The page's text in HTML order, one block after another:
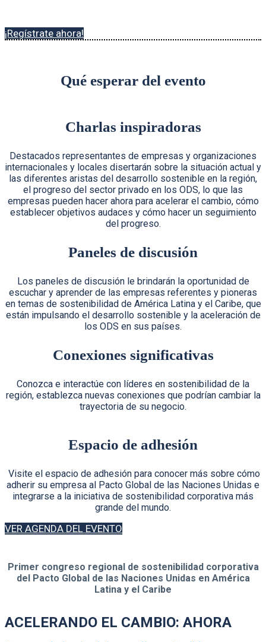
¡Regístrate ahora!
Qué esperar del evento
Charlas inspiradoras
Destacados representantes de empresas y organizaciones
internacionales y locales disertarán sobre la situación actual y
las diferentes aristas del desarrollo sostenible en la región,
el progreso del sector privado en los ODS, lo que las
empresas pueden hacer ahora para acelerar el cambio, cómo
establecer objetivos audaces y cómo hacer un seguimiento
del progreso.
Paneles de discusión
Los paneles de discusión le brindarán la oportunidad de
escuchar y aprender de las empresas referentes y pioneras
en temas de sostenibilidad de América Latina y el Caribe, que
están impulsando el desarrollo sostenible y la aceleración de
los ODS en sus países.
Conexiones significativas
Conozca e interactúe con líderes en sostenibilidad de la
región, establezca nuevas conexiones que podrían cambiar la
trayectoria de su negocio.
Espacio de adhesión
Visite el espacio de adhesión para conocer más sobre cómo
adherir su empresa al Pacto Global de las Naciones Unidas e
integrarse a la iniciativa de sostenibilidad corporativa más
grande del mundo.
VER AGENDA DEL EVENTO
Primer congreso regional de sostenibilidad corporativa
del Pacto Global de las Naciones Unidas en América
Latina y el Caribe
ACELERANDO EL CAMBIO: AHORA